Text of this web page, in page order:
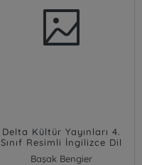
Delta Kültür Yayınları 4.
Sınıf Resimli İngilizce Dil
Kartları Delta Kültür
Başak Bengier